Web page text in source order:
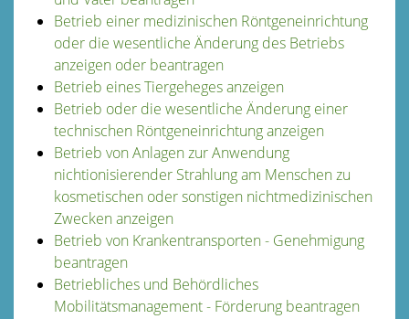
Betrieb einer medizinischen Röntgeneinrichtung
oder die wesentliche Änderung des Betriebs
anzeigen oder beantragen
Betrieb eines Tiergeheges anzeigen
Betrieb oder die wesentliche Änderung einer
technischen Röntgeneinrichtung anzeigen
Betrieb von Anlagen zur Anwendung
nichtionisierender Strahlung am Menschen zu
kosmetischen oder sonstigen nichtmedizinischen
Zwecken anzeigen
Betrieb von Krankentransporten - Genehmigung
beantragen
Betriebliches und Behördliches
Mobilitätsmanagement - Förderung beantragen